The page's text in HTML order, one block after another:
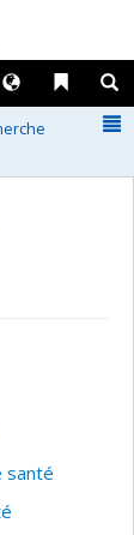
Liens
Langues
santé